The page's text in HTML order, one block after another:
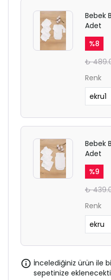
Bebek
Adet
%8
₺
Renk
Bebek
Adet
%9
₺
Renk
İncelediğiniz ürün ile
sepetinize